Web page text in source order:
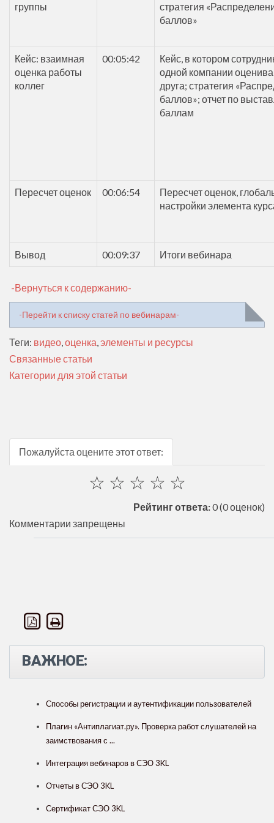
группы
стратегия
баллов»
Кейс: взаимная
оценка работы
коллег
00:05:42
Кейс, в котором
одной компании
друга; стратегия
баллов»; отчет по
баллам
Пересчет оценок 00:06:54
Пересчет оценок,
настройки элемента
Вывод 00:09:37 Итоги вебинара
-Вернуться к содержанию-
-Перейти к списку статей по вебинарам-
Теги: видео,оценка,элементы и ресурсы
Связанные статьи
Категории для этой статьи
Пожалуйста оцените этот ответ:
☆
☆
☆
☆
☆
Рейтинг ответа:0(0 оценок)
Комментарии запрещены
ВАЖНОЕ:
Способы регистрации и аутентификации пользователей
Плагин «Антиплагиат.ру». Проверка работ слушателей на
заимствования с ...
Интеграция вебинаров в СЭО 3KL
Отчеты в СЭО 3KL
Сертификат СЭО 3KL